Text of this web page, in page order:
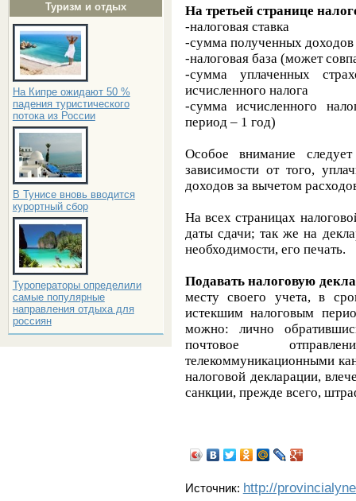
Туризм и отдых
На Кипре ожидают 50 %
падения туристического
потока из России
В Тунисе вновь вводится
курортный сбор
Туроператоры определили
самые популярные
направления отдыха для
россиян
На третьей странице
-налоговая ставка
-сумма полученных доходов
-налоговая база (может
-сумма уплаченных
исчисленного налога
-сумма исчисленного
период – 1 год)
Особое внимание
зависимости от того,
доходов за вычетом
На всех страницах
даты сдачи; так же на
необходимости, его печать.
Подавать налоговую
месту своего учета, в
истекшим налоговым
можно: лично
почтовое
телекоммуникационными
налоговой декларации,
санкции, прежде всего,
Источник: http://